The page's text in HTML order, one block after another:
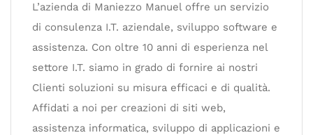
L’azienda di Maniezzo Manuel offre un servizio
di consulenza I.T. aziendale, sviluppo software e
assistenza. Con oltre 10 anni di esperienza nel
settore I.T. siamo in grado di fornire ai nostri
Clienti soluzioni su misura efficaci e di qualità.
Affidati a noi per creazioni di siti web,
assistenza informatica, sviluppo di applicazioni e